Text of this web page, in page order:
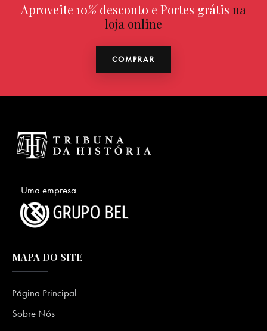
Aproveite 10%desconto e Portes grátis na
loja online
COMPRAR
Uma empresa
MAPA DO SITE
Página Principal
Sobre Nós